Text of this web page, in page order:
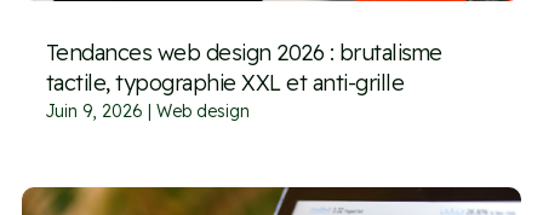
Tendances web design 2026 : brutalisme
tactile, typographie XXL et anti-grille
Juin 9, 2026 | Web design